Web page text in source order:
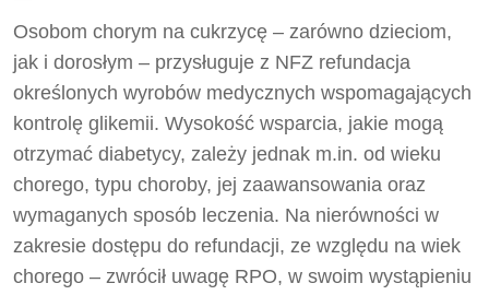
Osobom chorym na cukrzycę – zarówno dzieciom,
jak i dorosłym – przysługuje z NFZ refundacja
określonych wyrobów medycznych wspomagających
kontrolę glikemii. Wysokość wsparcia, jakie mogą
otrzymać diabetycy, zależy jednak m.in. od wieku
chorego, typu choroby, jej zaawansowania oraz
wymaganych sposób leczenia. Na nierówności w
zakresie dostępu do refundacji, ze względu na wiek
chorego – zwrócił uwagę RPO, w swoim wystąpieniu